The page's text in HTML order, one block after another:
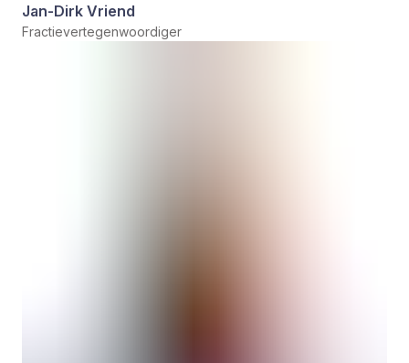
Jan-Dirk Vriend
Fractievertegenwoordiger